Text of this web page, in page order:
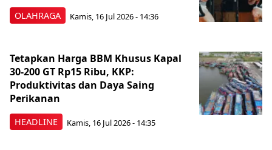
OLAHRAGA Kamis, 16 Jul 2026 - 14:36
HEADLINE
Tetapkan Harga BBM Khusus Kapal
30-200 GT Rp15 Ribu, KKP:
Produktivitas dan Daya Saing
Perikanan
Kamis, 16 Jul 2026 - 14:35